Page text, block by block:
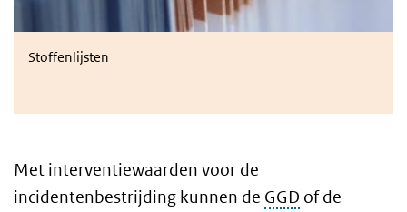
Stoffenlijsten
Met interventiewaarden voor de
incidentenbestrijding kunnen de GGD of de